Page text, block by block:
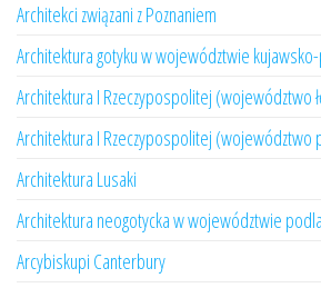
Architekci związani z Poznaniem
Architektura gotyku w województwie
Architektura I Rzeczypospolitej (województwo
Architektura I Rzeczypospolitej (województwo
Architektura Lusaki
Architektura neogotycka w województwie
Arcybiskupi Canterbury